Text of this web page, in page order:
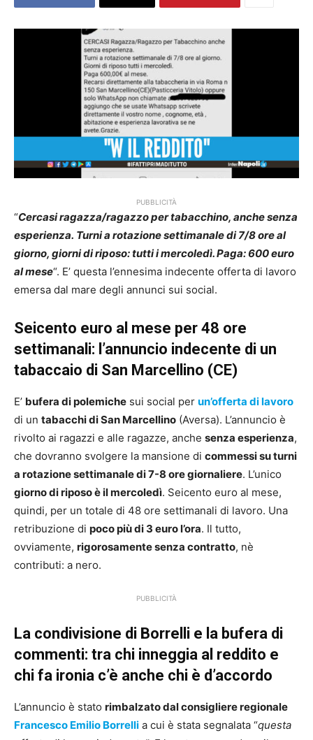
PUBBLICITÀ
“Cercasi ragazza/ragazzo per tabacchino, anche senza
esperienza. Turni a rotazione settimanale di 7/8 ore al
giorno, giorni di riposo: tutti i mercoledì. Paga: 600 euro
al mese“. E’ questa l’ennesima indecente offerta di lavoro
emersa dal mare degli annunci sui social.
Seicento euro al mese per 48 ore
settimanali: l’annuncio indecente di un
tabaccaio di San Marcellino (CE)
E’ bufera di polemiche sui social per un’offerta di lavoro
di un tabacchi di San Marcellino (Aversa). L’annuncio è
rivolto ai ragazzi e alle ragazze, anche senza esperienza,
che dovranno svolgere la mansione di commessi su turni
a rotazione settimanale di 7-8 ore giornaliere. L’unico
giorno di riposo è il mercoledì. Seicento euro al mese,
quindi, per un totale di 48 ore settimanali di lavoro. Una
retribuzione di poco più di 3 euro l’ora. Il tutto,
ovviamente, rigorosamente senza contratto, nè
contributi: a nero.
PUBBLICITÀ
La condivisione di Borrelli e la bufera di
commenti: tra chi inneggia al reddito e
chi fa ironia c’è anche chi è d’accordo
L’annuncio è stato rimbalzato dal consigliere regionale
Francesco Emilio Borrelli a cui è stata segnalata “questa